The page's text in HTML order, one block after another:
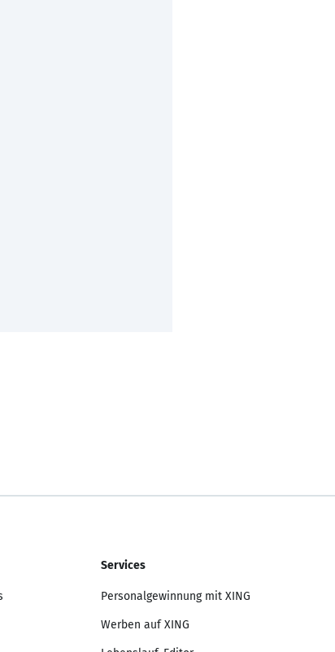
Services
Personalgewinnung mit XING
Werben auf XING